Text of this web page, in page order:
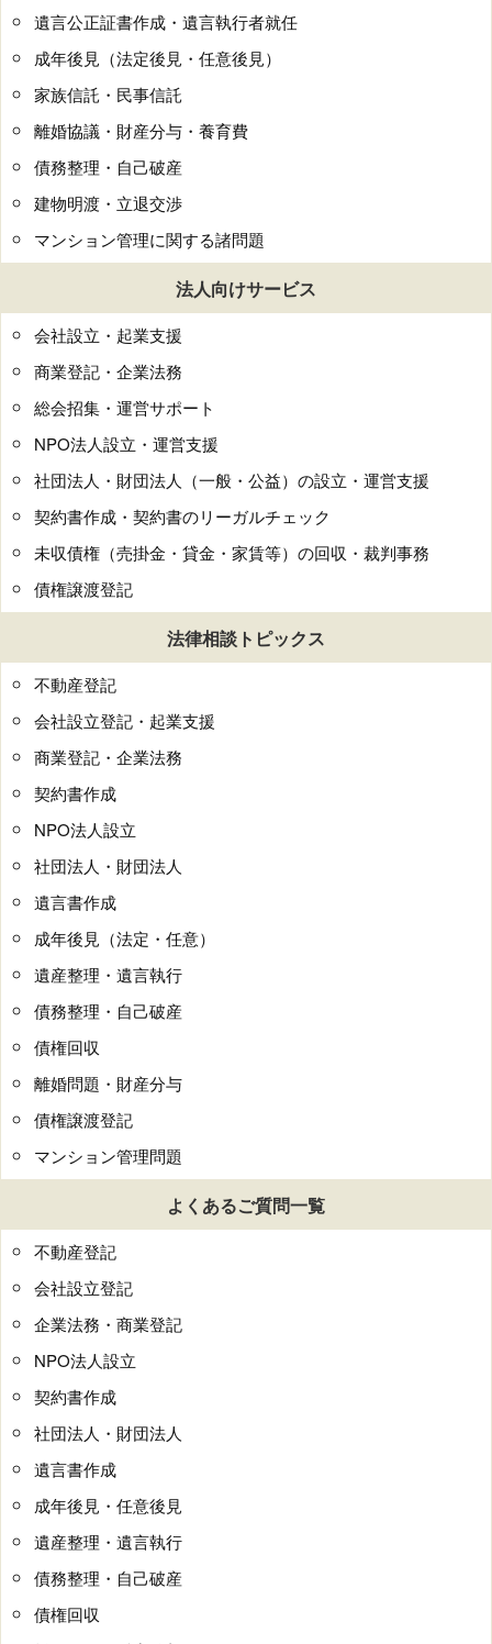
遺言公正証書作成・遺言執行者就任
成年後見（法定後見・任意後見）
家族信託・民事信託
離婚協議・財産分与・養育費
債務整理・自己破産
建物明渡・立退交渉
マンション管理に関する諸問題
法人向けサービス
会社設立・起業支援
商業登記・企業法務
総会招集・運営サポート
NPO法人設立・運営支援
社団法人・財団法人（一般・公益）の設立・運営支援
契約書作成・契約書のリーガルチェック
未収債権（売掛金・貸金・家賃等）の回収・裁判事務
債権譲渡登記
法律相談トピックス
不動産登記
会社設立登記・起業支援
商業登記・企業法務
契約書作成
NPO法人設立
社団法人・財団法人
遺言書作成
成年後見（法定・任意）
遺産整理・遺言執行
債務整理・自己破産
債権回収
離婚問題・財産分与
債権譲渡登記
マンション管理問題
よくあるご質問一覧
不動産登記
会社設立登記
企業法務・商業登記
NPO法人設立
契約書作成
社団法人・財団法人
遺言書作成
成年後見・任意後見
遺産整理・遺言執行
債務整理・自己破産
債権回収